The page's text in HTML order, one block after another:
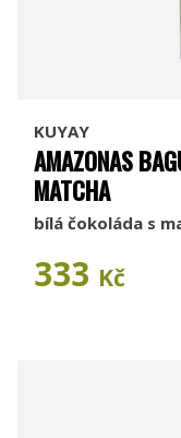
KUYAY
AMAZONAS
MATCHA
bílá čokoláda s
333 Kč